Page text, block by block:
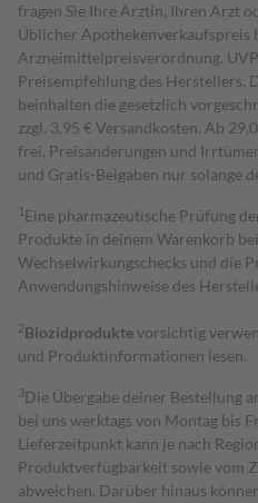
fragen Sie Ihre Ärztin, Ihren Arzt
Üblicher Apothekenverkaufspreis
Arzneimittelpreisverordnung.
Preisempfehlung des Herstellers.
beinhalten die gesetzlich
zzgl. 3,95 € Versandkosten. Ab
frei. Preisänderungen und
und Gratis-Beigaben nur solange
1 Eine pharmazeutische Prüfung
Produkte in deinem Warenkorb
Wechselwirkungschecks und die
Anwendungshinweise des
2Biozidproduktevorsichtig
und Produktinformationen lesen.
3Die Übergabe deiner Bestellung
bei uns werktags von Montag bis
Lieferzeitpunkt kann je nach
Produktverfügbarkeit sowie vom
abweichen. Darüber hinaus